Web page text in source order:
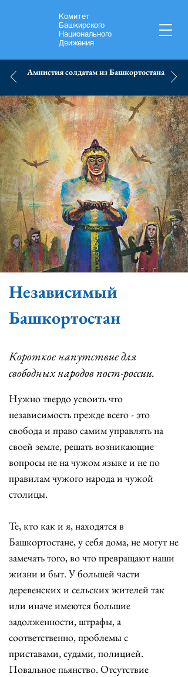
Комитет
Башкирского
Национального
Движения
Амнистия солдатам из Башкортостана
Независимый
Башкортостан
Короткое напутствие для
свободных народов пост-россии.
Нужно твердо усвоить что
независимость прежде всего - это
свобода и право самим управлять на
своей земле, решать возникающие
вопросы не на чужом языке и не по
правилам чужого народа и чужой
столицы.
Те, кто как и я, находятся в
Башкортостане, у себя дома, не могут не
замечать того, во что превращают наши
жизни и быт. У большей части
деревенских и сельских жителей так
или иначе имеются большие
задолженности, штрафы, а
соответственно, проблемы с
приставами, судами, полицией.
Повальное пьянство. Отсутствие